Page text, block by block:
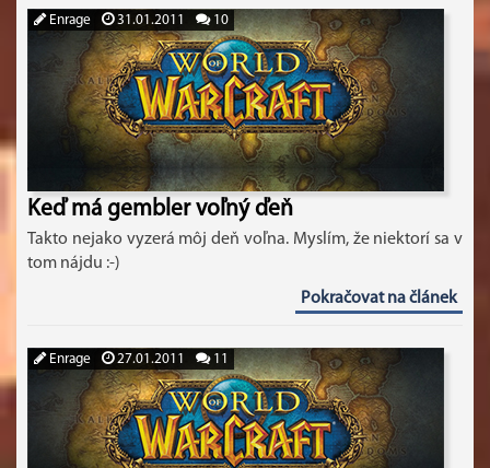
Enrage 31.01.2011 10
Keď má gembler voľný ďeň
Takto nejako vyzerá môj deň voľna. Myslím, že niektorí sa v
tom nájdu :-)
Pokračovat na článek
Enrage 27.01.2011 11